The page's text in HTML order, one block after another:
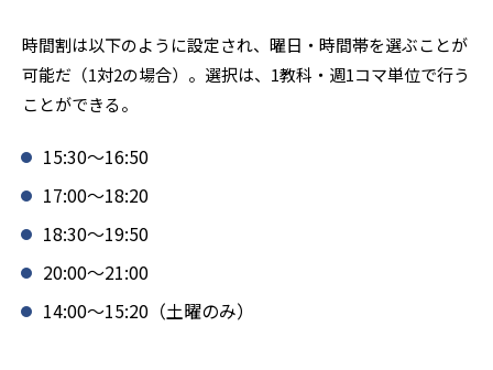
時間割は以下のように設定され、曜日・時間帯を選ぶことが
可能だ（1対2の場合）。選択は、1教科・週1コマ単位で行う
ことができる。
15:30～16:50
17:00～18:20
18:30～19:50
20:00～21:00
14:00～15:20（土曜のみ）